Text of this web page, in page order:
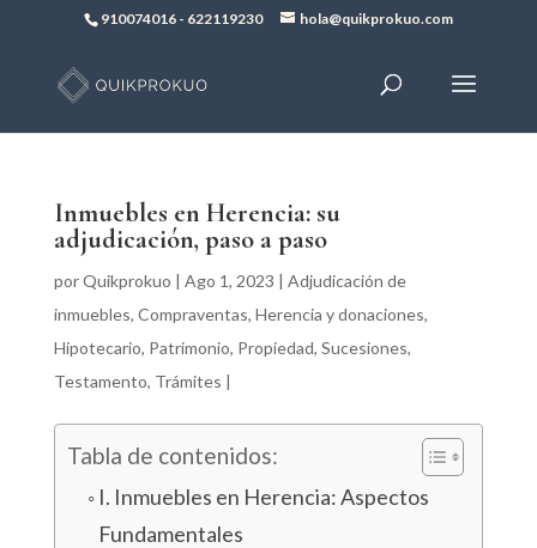
910074016- 622119230 hola@quikprokuo.com
Inmuebles en Herencia: su
adjudicación, paso a paso
porQuikprokuo | Ago 1, 2023 | Adjudicación de
inmuebles, Compraventas, Herencia y donaciones,
Hipotecario, Patrimonio, Propiedad, Sucesiones,
Testamento, Trámites |
Tabla de contenidos:
I. Inmuebles en Herencia: Aspectos
Fundamentales